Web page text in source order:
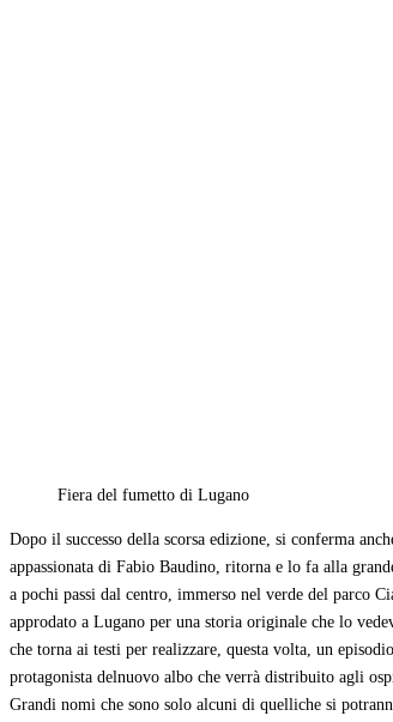
Fiera del fumetto di Lugano
Dopo il successo della scorsa edizione, si conferma
appassionata di Fabio Baudino, ritorna e lo fa alla
a pochi passi dal centro, immerso nel verde del parco
approdato a Lugano per una storia originale che lo
che torna ai testi per realizzare, questa volta, un
protagonista delnuovo albo che verrà distribuito agli
Grandi nomi che sono solo alcuni di quelliche si